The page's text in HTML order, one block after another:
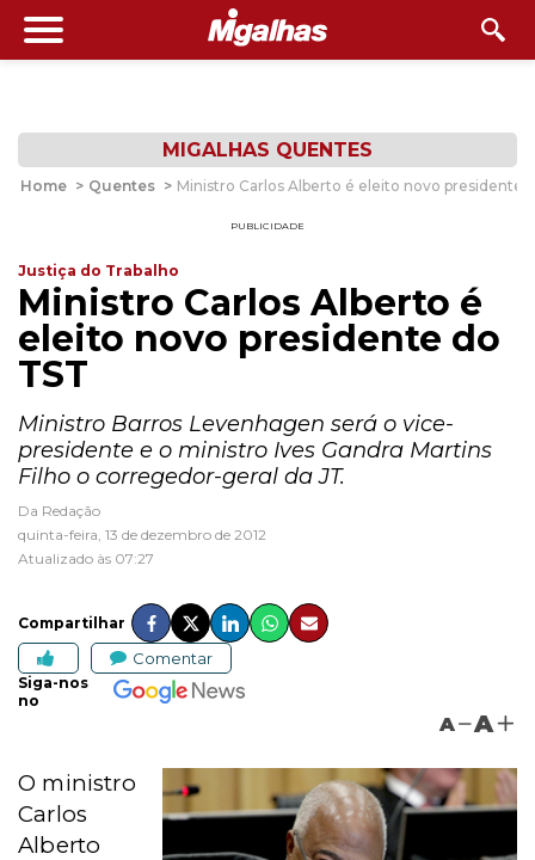
MIGALHAS QUENTES
Home > Quentes > Ministro Carlos Alberto é eleito novo presidente
PUBLICIDADE
Justiça do Trabalho
Ministro Carlos Alberto é
eleito novo presidente do
TST
Ministro Barros Levenhagen será o vice-
presidente e o ministro Ives Gandra Martins
Filho o corregedor-geral da JT.
Da Redação
quinta-feira, 13 de dezembro de 2012
Atualizado às 07:27
Compartilhar
Comentar
Siga-nos
no
A A
O ministro
Carlos
Alberto